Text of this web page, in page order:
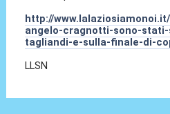
http://
angelo-cragnotti-sono-
tagliandi-e-sulla-finale-di-
LLSN